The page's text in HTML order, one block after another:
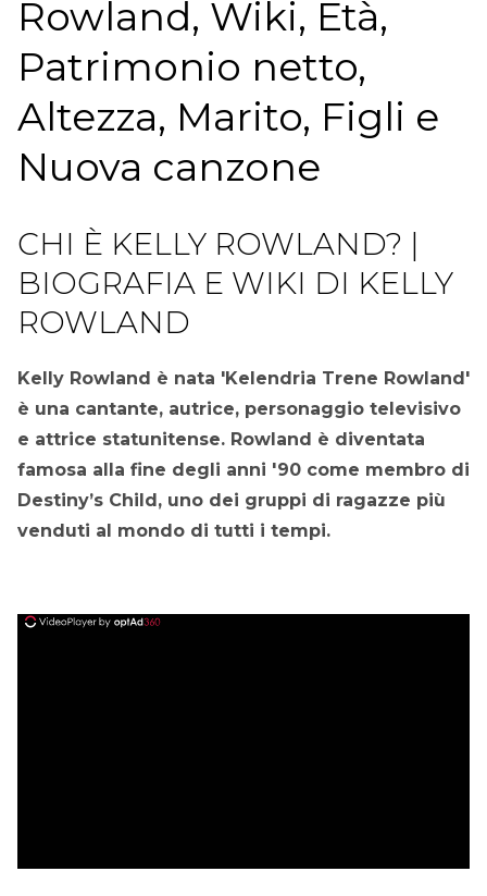
Rowland, Wiki, Età,
Patrimonio netto,
Altezza, Marito, Figli e
Nuova canzone
CHI È KELLY ROWLAND? |
BIOGRAFIA E WIKI DI KELLY
ROWLAND
Kelly Rowland è nata 'Kelendria Trene Rowland'
è una cantante, autrice, personaggio televisivo
e attrice statunitense. Rowland è diventata
famosa alla fine degli anni '90 come membro di
Destiny’s Child, uno dei gruppi di ragazze più
venduti al mondo di tutti i tempi.